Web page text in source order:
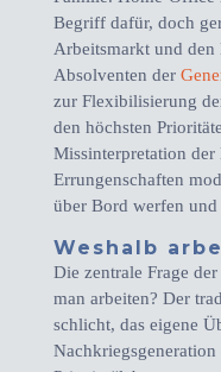
Begriff dafür, doch
Arbeitsmarkt und den
Absolventen der
zur Flexibilisierung
den höchsten
Missinterpretation
Errungenschaften
über Bord werfen und
Weshalb
Die zentrale Frage
man arbeiten? Der
schlicht, das eigene